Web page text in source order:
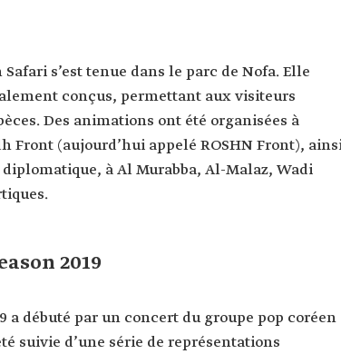
s’est tenue dans le parc de Nofa. Elle
conçus, permettant aux visiteurs
Des animations ont été organisées à
Front (aujourd’hui appelé ROSHN Front),
à Al Murabba, Al-Malaz, Wadi
2019
a débuté par un concert du groupe pop coréen
suivie d’une série de représentations